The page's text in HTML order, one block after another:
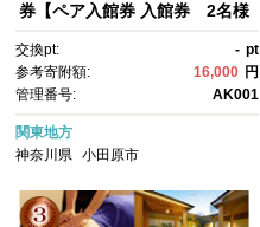
券【ペア入館券 入館券 2名様
り 小田原駅近 キッズランド 24
時間営業 年中無休 休息 プレゼ
ント 家族 ファミリー 露店風
呂 神奈川県 小田原市 】
交換pt: - pt
参考寄附額:
16,000 円
管理番号:
AK001
関東地方
神奈川県
小田原市